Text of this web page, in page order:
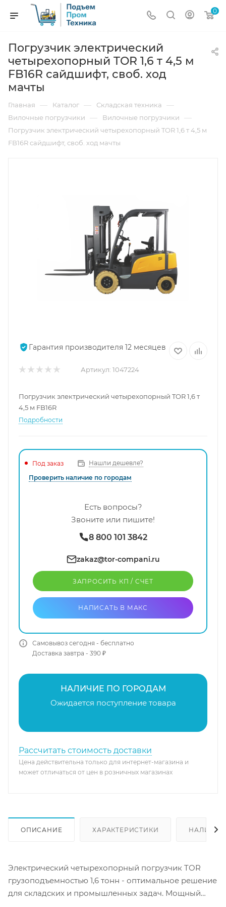
0
Погрузчик электрический
четырехопорный TOR 1,6 т 4,5 м
FB16R сайдшифт, своб. ход
мачты
Главная — Каталог — Складская техника —
Вилочные погрузчики — Вилочные погрузчики —
Погрузчик электрический четырехопорный TOR 1,6 т 4,5 м
FB16R сайдшифт, своб. ход мачты
Гарантия производителя 12 месяцев
Артикул: 1047224
Погрузчик электрический четырехопорный TOR 1,6 т
4,5 м FB16R
Подробности
Под заказ
Нашли дешевле?
Проверить наличие по городам
Есть вопросы?
Звоните или пишите!
8 800 101 3842
zakaz@tor-compani.ru
ЗАПРОСИТЬ КП / CЧЕТ
НАПИСАТЬ В МАКС
Самовывоз сегодня - бесплатно
Доставка завтра - 390 ₽
НАЛИЧИЕ ПО ГОРОДАМ
Ожидается поступление товара
Рассчитать стоимость доставки
Цена действительна только для интернет-магазина и
может отличаться от цен в розничных магазинах
ОПИСАНИЕ ХАРАКТЕРИСТИКИ
Электрический четырехопорный погрузчик TOR
грузоподъемностью 1,6 тонн - оптимальное решение
для складских и промышленных задач. Мощный